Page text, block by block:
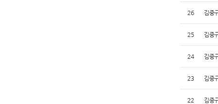
26 김중
25 김중
24 김중
23 김중
22 김중